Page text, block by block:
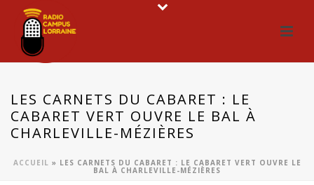
LES CARNETS DU CABARET : LE
CABARET VERT OUVRE LE BAL À
CHARLEVILLE-MÉZIÈRES
ACCUEIL » LES CARNETS DU CABARET : LE CABARET VERT OUVRE LE
BAL À CHARLEVILLE-MÉZIÈRES